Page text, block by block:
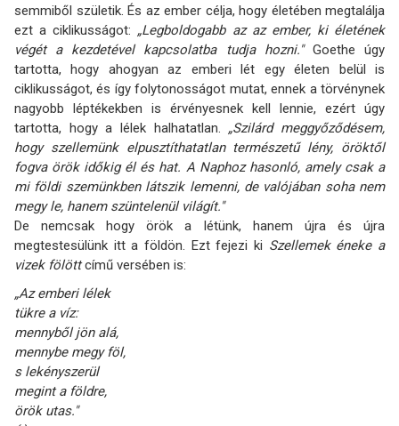
semmiből születik. És az ember célja, hogy életében megtalálja
ezt a ciklikusságot: „Legboldogabb az az ember, ki életének
végét a kezdetével kapcsolatba tudja hozni."Goethe úgy
tartotta, hogy ahogyan az emberi lét egy életen belül is
ciklikusságot, és így folytonosságot mutat, ennek a törvénynek
nagyobb léptékekben is érvényesnek kell lennie, ezért úgy
tartotta, hogy a lélek halhatatlan. „Szilárd meggyőződésem,
hogy szellemünk elpusztíthatatlan természetű lény, öröktől
fogva örök időkig él és hat. A Naphoz hasonló, amely csak a
mi földi szemünkben látszik lemenni, de valójában soha nem
megy le, hanem szüntelenül világít."
De nemcsak hogy örök a létünk, hanem újra és újra
megtestesülünk itt a földön. Ezt fejezi ki Szellemek éneke a
vizek fölöttcímű versében is:
„Az emberi lélek
tükre a víz:
mennyből jön alá,
mennybe megy föl,
s lekényszerül
megint a földre,
örök utas."